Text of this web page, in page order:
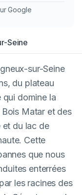
Google
Seine
sur-Seine
du plateau
qui domine la
Matar et des
et du lac de
Cette
que nous
enterrées
les racines des